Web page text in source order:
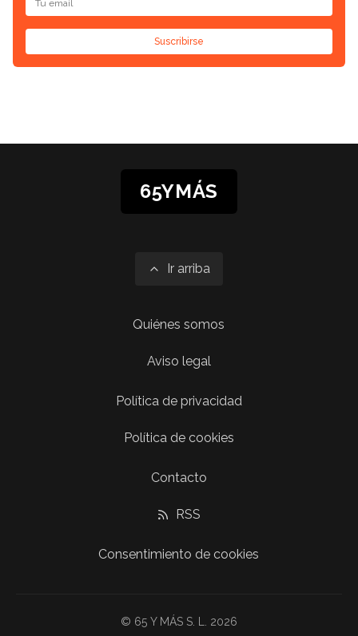
Suscribirse
65YMÁS
Ir arriba
Quiénes somos
Aviso legal
Política de privacidad
Política de cookies
Contacto
RSS
Consentimiento de cookies
© 65 Y MÁS S. L. 2026